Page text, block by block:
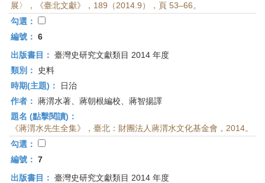
展〉，《臺北文獻》，189（2014.9），頁 53–66。
勾選：
編號： 6
出版書目： 臺灣史研究文獻類目 2014 年度
類別：
史料
時期(主題)：
日治
作者： 蔣渭水著、蔣朝根編校、蔣智揚譯
題名 (點擊閱讀)：
《蔣渭水先生全集》，臺北：財團法人蔣渭水文化基金會，2014。
勾選：
編號： 7
出版書目： 臺灣史研究文獻類目 2014 年度